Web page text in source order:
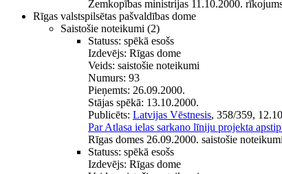
Zemkopības ministrijas 11.10.2000.
Rīgas valstspilsētas pašvaldības dome
Saistošie noteikumi (2)
Statuss: spēkā esošs
Izdevējs: Rīgas dome
Veids: saistošie noteikumi
Numurs: 93
Pieņemts: 26.09.2000.
Stājas spēkā: 13.10.2000.
Publicēts: Latvijas Vēstnesis, 358/359,
Par Atlasa ielas sarkano līniju projekta
Rīgas domes 26.09.2000. saistošie
Statuss: spēkā esošs
Izdevējs: Rīgas dome